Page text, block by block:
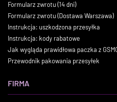
Formularz zwrotu (14 dni)
Formularz zwrotu (Dostawa Warszawa)
Instrukcja: uszkodzona przesyłka
Instrukcja: kody rabatowe
Jak wygląda prawidłowa paczka z
Przewodnik pakowania przesyłek
FIRMA